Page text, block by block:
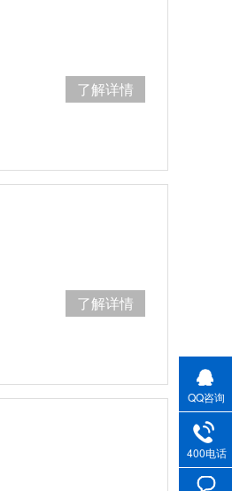
了解详情
了解详情
QQ咨询
400电话